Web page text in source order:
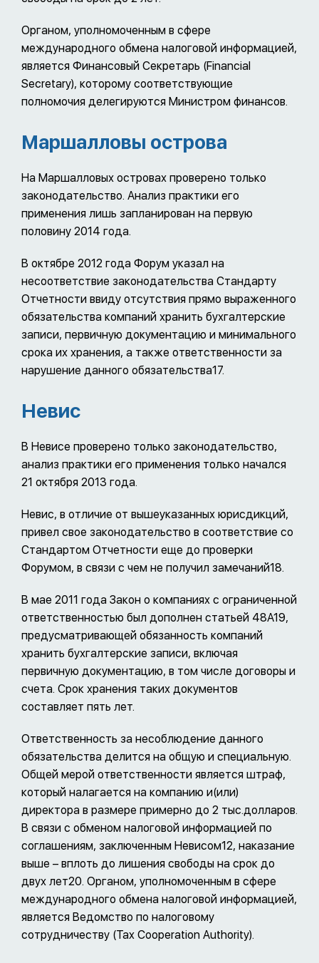
Органом, уполномоченным в сфере
международного обмена налоговой информацией,
является Финансовый Секретарь (Financial
Secretary), которому соответствующие
полномочия делегируются Министром финансов.
Маршалловы острова
На Маршалловых островах проверено только
законодательство. Анализ практики его
применения лишь запланирован на первую
половину 2014 года.
В октябре 2012 года Форум указал на
несоответствие законодательства Стандарту
Отчетности ввиду отсутствия прямо выраженного
обязательства компаний хранить бухгалтерские
записи, первичную документацию и минимального
срока их хранения, а также ответственности за
нарушение данного обязательства17.
Невис
В Невисе проверено только законодательство,
анализ практики его применения только начался
21 октября 2013 года.
Невис, в отличие от вышеуказанных юрисдикций,
привел свое законодательство в соответствие со
Стандартом Отчетности еще до проверки
Форумом, в связи с чем не получил замечаний18.
В мае 2011 года Закон о компаниях с ограниченной
ответственностью был дополнен статьей 48А19,
предусматривающей обязанность компаний
хранить бухгалтерские записи, включая
первичную документацию, в том числе договоры и
счета. Срок хранения таких документов
составляет пять лет.
Ответственность за несоблюдение данного
обязательства делится на общую и специальную.
Общей мерой ответственности является штраф,
который налагается на компанию и(или)
директора в размере примерно до 2 тыс.долларов.
В связи с обменом налоговой информацией по
соглашениям, заключенным Невисом12, наказание
выше – вплоть до лишения свободы на срок до
двух лет20. Органом, уполномоченным в сфере
международного обмена налоговой информацией,
является Ведомство по налоговому
сотрудничеству (Tax Cooperation Authority).